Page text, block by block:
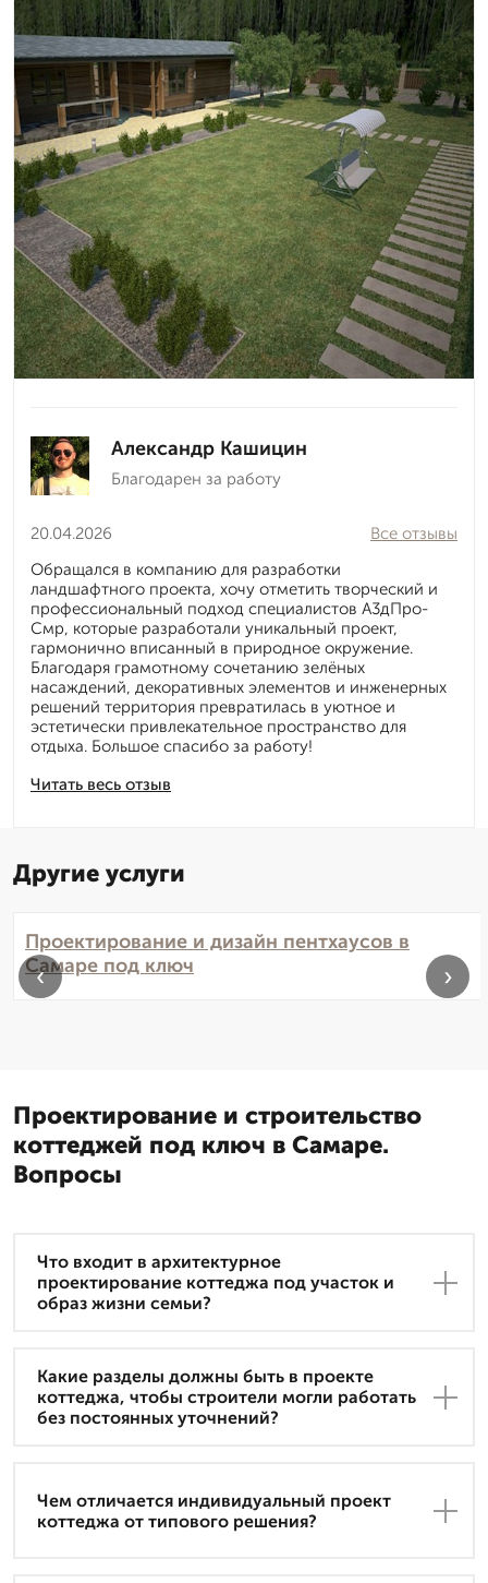
Александр Кашицин
Благодарен за работу
20.04.2026
Читать весь отзыв
Все отзывы
Обращался в компанию для разработки
ландшафтного проекта, хочу отметить творческий и
профессиональный подход специалистов А3дПро-
Смр, которые разработали уникальный проект,
гармонично вписанный в природное окружение.
Благодаря грамотному сочетанию зелёных
насаждений, декоративных элементов и инженерных
решений территория превратилась в уютное и
эстетически привлекательное пространство для
отдыха. Большое спасибо за работу!
Другие услуги
Проектирование и дизайн пентхаусов в
Самаре под ключ
‹ ›
Проектирование и строительство
коттеджей под ключ в Самаре.
Вопросы
Что входит в архитектурное
проектирование коттеджа под участок и
образ жизни семьи?
Какие разделы должны быть в проекте
коттеджа, чтобы строители могли работать
без постоянных уточнений?
Чем отличается индивидуальный проект
коттеджа от типового решения?